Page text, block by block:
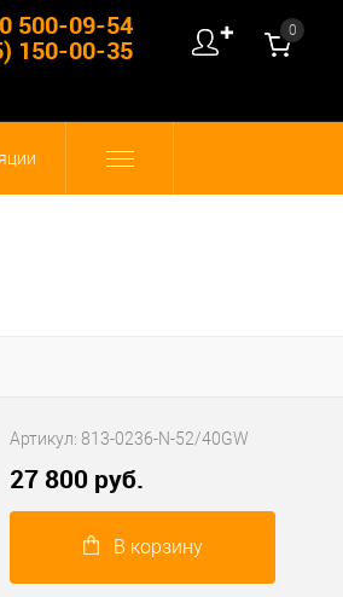
500-09-54
150-00-35
✚ 0
Артикул: 813-0236-N-52/40GW
27 800 руб.
В корзину